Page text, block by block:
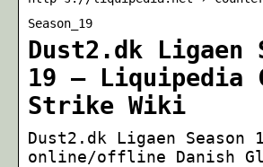
Season_19
Dust2.dk Ligaen
19 – Liquipedia
Strike Wiki
Dust2.dk Ligaen Season
online/offline Danish